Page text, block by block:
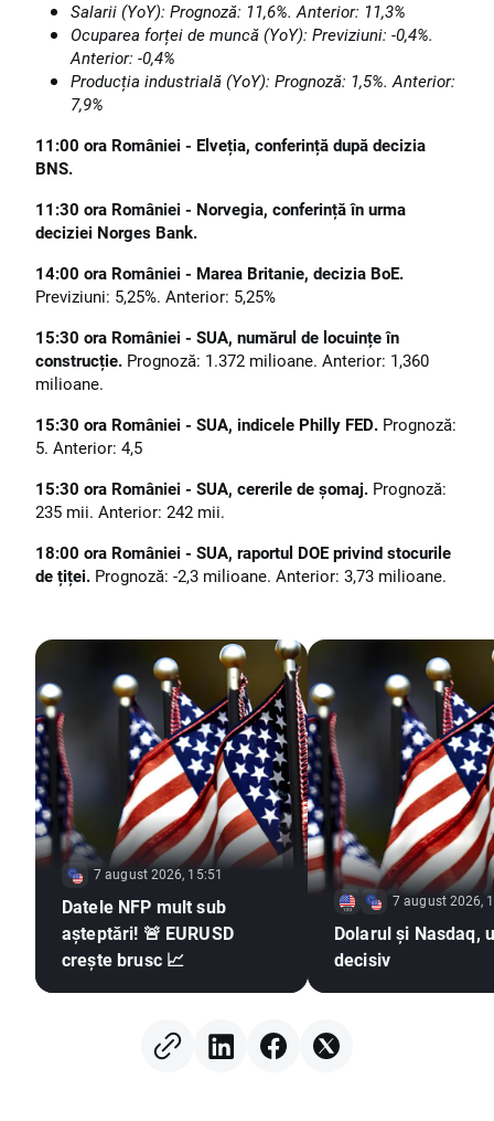
Salarii (YoY): Prognoză: 11,6%. Anterior: 11,3%
Ocuparea forței de muncă (YoY): Previziuni: -0,4%.
Anterior: -0,4%
Producția industrială (YoY): Prognoză: 1,5%. Anterior:
7,9%
11:00 ora României - Elveția, conferință după decizia
BNS.
11:30 ora României - Norvegia, conferință în urma
deciziei Norges Bank.
14:00 ora României - Marea Britanie, decizia BoE.
Previziuni: 5,25%. Anterior: 5,25%
15:30 ora României - SUA, numărul de locuințe în
construcție. Prognoză: 1.372 milioane. Anterior: 1,360
milioane.
15:30 ora României - SUA, indicele Philly FED. Prognoză:
5. Anterior: 4,5
15:30 ora României - SUA, cererile de șomaj. Prognoză:
235 mii. Anterior: 242 mii.
18:00 ora României - SUA, raportul DOE privind stocurile
de țiței. Prognoză: -2,3 milioane. Anterior: 3,73 milioane.
7 august 2026, 15:51
Datele NFP mult sub
așteptări! 🚨 EURUSD
crește brusc 📈
7 august 2026,
Dolarul și Nasdaq,
decisiv